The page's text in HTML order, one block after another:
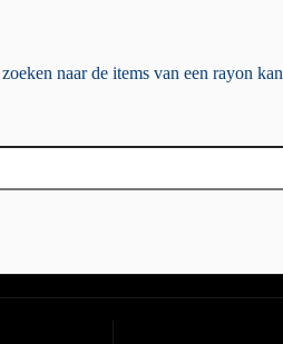
naar de items van een rayon